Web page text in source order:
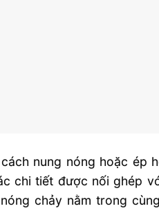
nung nóng hoặc ép
chi tiết được nối ghép
chảy nằm trong